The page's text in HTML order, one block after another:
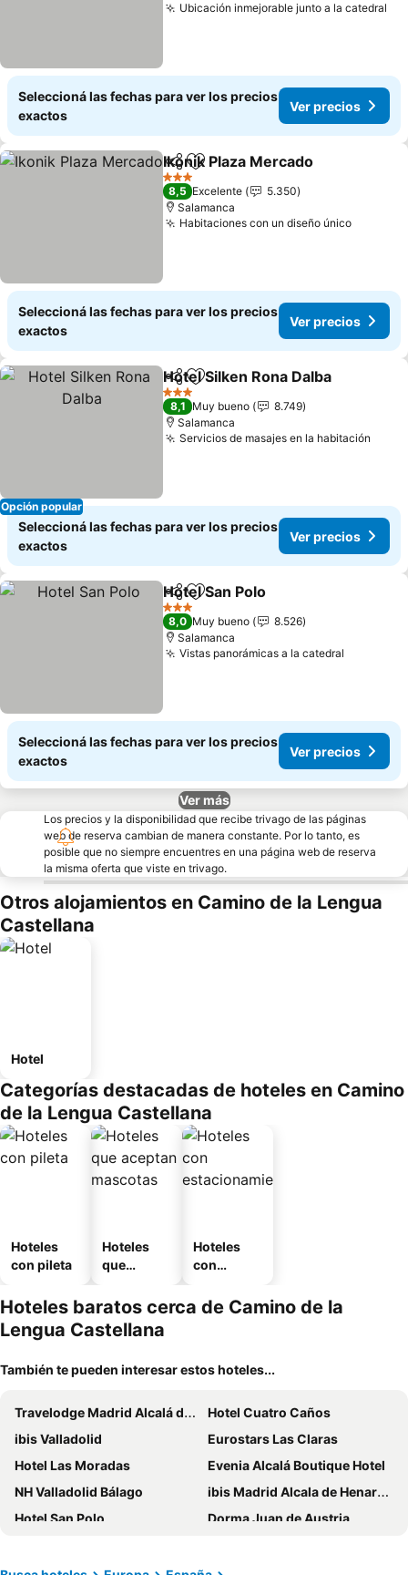
Ubicación inmejorable junto a la catedral
Seleccioná las fechas para ver los precios
exactos
Ver precios
CompartirAñadir a favoritos
Ikonik Plaza Mercado
3 Estrellas
8,5 Excelente
5.350
Salamanca
Habitaciones con un diseño únicoVer
Seleccioná las fechas para ver los precios
exactos
Ver precios
Opción popular
CompartirAñadir a favoritos
Hotel Silken Rona Dalba
3 Estrellas
8,1 Muy bueno
8.749
Salamanca
Servicios de masajes en la habitación
Seleccioná las fechas para ver los precios
exactos
Ver precios
CompartirAñadir a favoritos
Hotel San Polo
3 Estrellas
8,0 Muy bueno
8.526
Salamanca
Vistas panorámicas a la catedral
Seleccioná las fechas para ver los precios
exactos
Ver precios
Ver más
Los precios y la disponibilidad que recibe trivago de las páginas
web de reserva cambian de manera constante. Por lo tanto, es
posible que no siempre encuentres en una página web de reserva
la misma oferta que viste en trivago.
Otros alojamientos en Camino de la Lengua
Castellana
Hotel
Categorías destacadas de hoteles en Camino
de la Lengua Castellana
Hoteles
con pileta
Hoteles
que
mascotas
Hoteles
con
miento
Hoteles baratos cerca de Camino de la
Lengua Castellana
También te pueden interesar estos hoteles...
Travelodge Madrid Alcalá de Henares
Hotel Cuatro Caños
ibis Valladolid
Eurostars Las Claras
Hotel Las Moradas
Evenia Alcalá Boutique Hotel
NH Valladolid Bálago
ibis Madrid Alcala de Henares La Garena
Hotel San Polo
Dorma Juan de Austria
Zouk Hotel
Gran Hotel Corona Sol